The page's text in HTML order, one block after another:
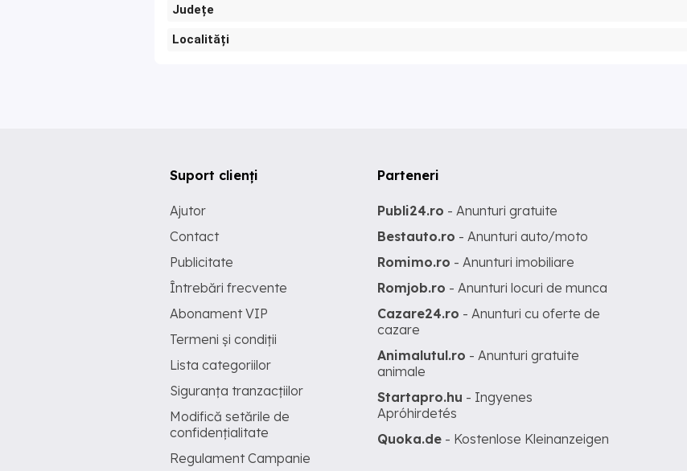
Județe
Localități
Suport clienți
Ajutor
Contact
Publicitate
Întrebări frecvente
Abonament VIP
Termeni și condiții
Lista categoriilor
Siguranța tranzacțiilor
Modifică setările de
confidențialitate
Regulament Campanie
Parteneri
Publi24.ro - Anunturi gratuite
Bestauto.ro - Anunturi auto/moto
Romimo.ro - Anunturi imobiliare
Romjob.ro - Anunturi locuri de munca
Cazare24.ro - Anunturi cu oferte de
cazare
Animalutul.ro - Anunturi gratuite
animale
Startapro.hu - Ingyenes
Apróhirdetés
Quoka.de - Kostenlose Kleinanzeigen